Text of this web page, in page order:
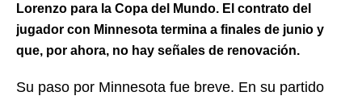
Lorenzo para la Copa del Mundo. El contrato del
jugador con Minnesota termina a finales de junio y
que, por ahora, no hay señales de renovación.
Su paso por Minnesota fue breve. En su partido